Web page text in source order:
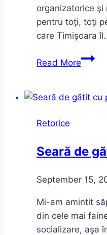
organizatorice şi
pentru toţi, toţi
care Timişoara
Read MoreUnul
toţi
2016/
Retorice
Seară de
September 15,
Mi-am amintit
din cele mai
socializare, aşa